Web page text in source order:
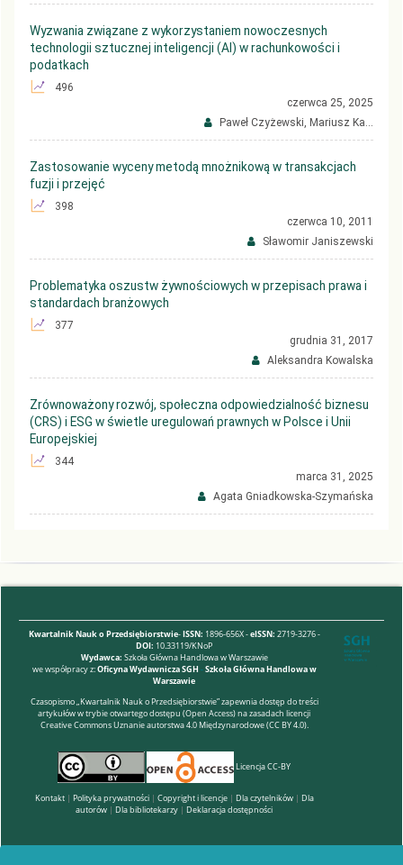
Wyzwania związane z wykorzystaniem nowoczesnych
technologii sztucznej inteligencji (AI) w rachunkowości i
podatkach
496
czerwca 25, 2025
Paweł Czyżewski, Mariusz Ka...
Zastosowanie wyceny metodą mnożnikową w transakcjach
fuzji i przejęć
398
czerwca 10, 2011
Sławomir Janiszewski
Problematyka oszustw żywnościowych w przepisach prawa i
standardach branżowych
377
grudnia 31, 2017
Aleksandra Kowalska
Zrównoważony rozwój, społeczna odpowiedzialność biznesu
(CRS) i ESG w świetle uregulowań prawnych w Polsce i Unii
Europejskiej
344
marca 31, 2025
Agata Gniadkowska-Szymańska
Kwartalnik Nauk o Przedsiębiorstwie-ISSN: 1896-656X -eISSN: 2719-3276 -
DOI: 10.33119/KNoP
Wydawca: Szkoła Główna Handlowa w Warszawie
we współpracy z:Oficyna Wydawnicza SGH -Szkoła Główna Handlowa w
Warszawie
Czasopismo „Kwartalnik Nauk o Przedsiębiorstwie” zapewnia dostęp do treści
artykułów w trybie otwartego dostępu (Open Access) na zasadach licencji
Creative Commons Uznanie autorstwa 4.0 Międzynarodowe (CC BY 4.0).
Licencja CC-BY
Kontakt| Polityka prywatności| Copyright i licencje| Dla czytelników| Dla
autorów | Dla bibliotekarzy | Deklaracja dostępności